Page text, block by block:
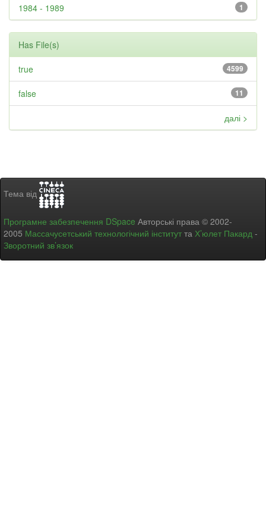
1
1984 - 1989
Has File(s)
4599
true
11
false
далі >
Тема від
Програмне забезпечення DSpace Авторські права © 2002-
2005 Массачусетський технологічний інститут та Х’юлет Пакард -
Зворотний зв’язок